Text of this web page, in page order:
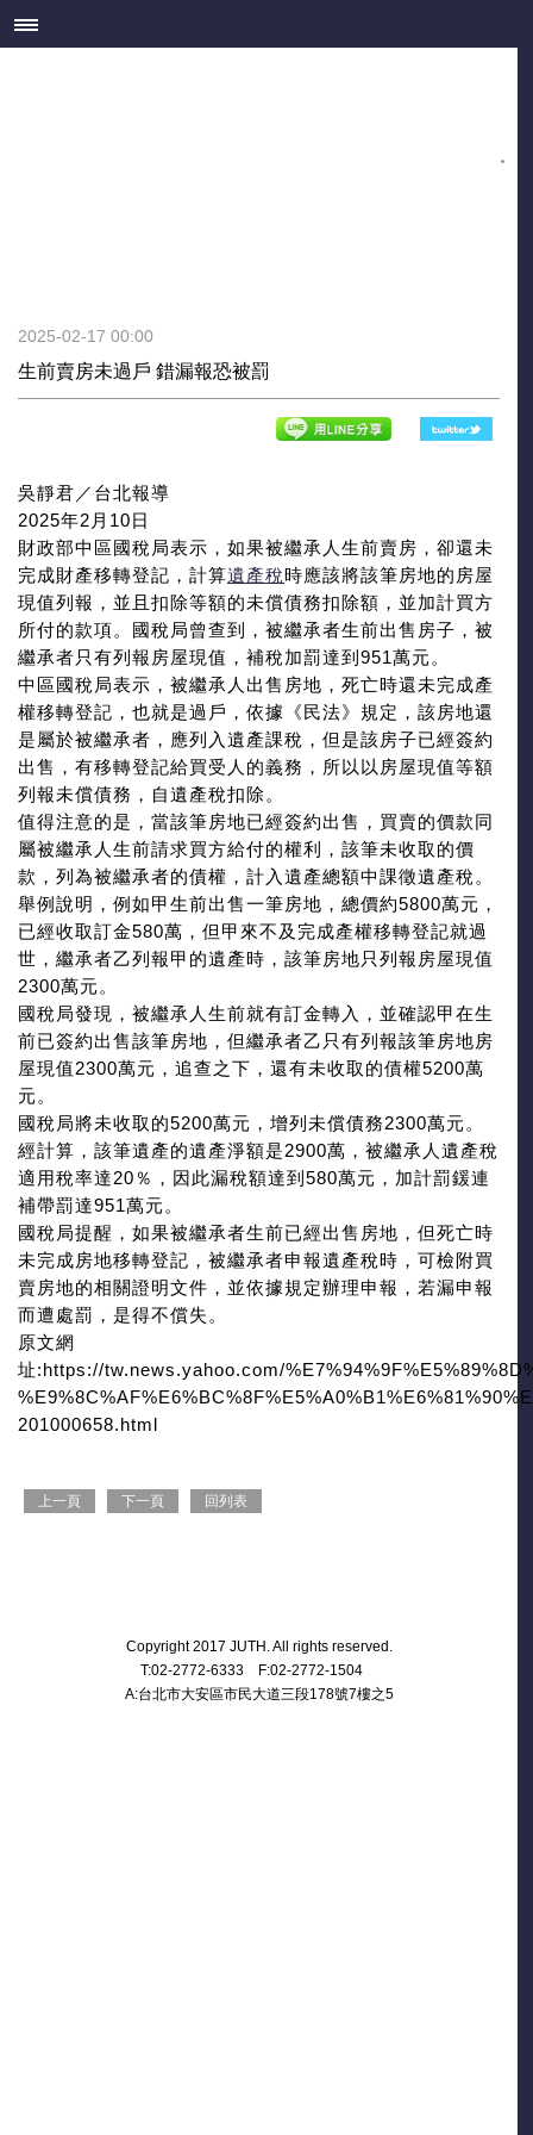
生前賣房未過戶 錯漏報恐被罰
2025-02-17 00:00
吳靜君／台北報導
2025年2月10日
財政部中區國稅局表示，如果被繼承人生前賣房，卻還未
完成財產移轉登記，計算遺產稅時應該將該筆房地的房屋
現值列報，並且扣除等額的未償債務扣除額，並加計買方
所付的款項。國稅局曾查到，被繼承者生前出售房子，被
繼承者只有列報房屋現值，補稅加罰達到951萬元。
中區國稅局表示，被繼承人出售房地，死亡時還未完成產
權移轉登記，也就是過戶，依據《民法》規定，該房地還
是屬於被繼承者，應列入遺產課稅，但是該房子已經簽約
出售，有移轉登記給買受人的義務，所以以房屋現值等額
列報未償債務，自遺產稅扣除。
值得注意的是，當該筆房地已經簽約出售，買賣的價款同
屬被繼承人生前請求買方給付的權利，該筆未收取的價
款，列為被繼承者的債權，計入遺產總額中課徵遺產稅。
舉例說明，例如甲生前出售一筆房地，總價約5800萬元，
已經收取訂金580萬，但甲來不及完成產權移轉登記就過
世，繼承者乙列報甲的遺產時，該筆房地只列報房屋現值
2300萬元。
國稅局發現，被繼承人生前就有訂金轉入，並確認甲在生
前已簽約出售該筆房地，但繼承者乙只有列報該筆房地房
屋現值2300萬元，追查之下，還有未收取的債權5200萬
元。
國稅局將未收取的5200萬元，增列未償債務2300萬元。
經計算，該筆遺產的遺產淨額是2900萬，被繼承人遺產稅
適用稅率達20％，因此漏稅額達到580萬元，加計罰鍰連
補帶罰達951萬元。
國稅局提醒，如果被繼承者生前已經出售房地，但死亡時
未完成房地移轉登記，被繼承者申報遺產稅時，可檢附買
賣房地的相關證明文件，並依據規定辦理申報，若漏申報
而遭處罰，是得不償失。
原文網
址:https://tw.news.yahoo.com/
201000658.html
上一頁 下一頁 回列表
Copyright 2017 JUTH. All rights reserved.
T:02-2772-6333 F:02-2772-1504
A:台北市大安區市民大道三段178號7樓之5